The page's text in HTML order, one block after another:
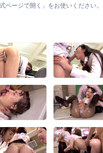
ージで開く」をお使いください。